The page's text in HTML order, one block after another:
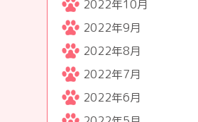
2022年10月
2022年9月
2022年8月
2022年7月
2022年6月